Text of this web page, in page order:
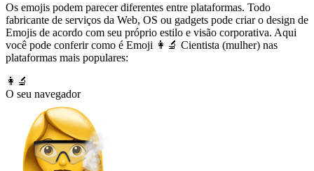
Os emojis podem parecer diferentes entre plataformas. Todo
fabricante de serviços da Web, OS ou gadgets pode criar o design de
Emojis de acordo com seu próprio estilo e visão corporativa. Aqui
você pode conferir como é Emoji 👩‍🔬 Cientista (mulher) nas
plataformas mais populares:
👩‍🔬
O seu navegador